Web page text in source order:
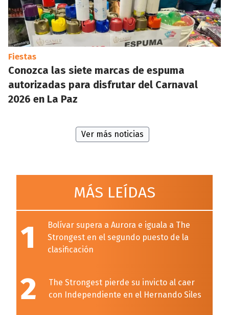
Fiestas
Conozca las siete marcas de espuma
autorizadas para disfrutar del Carnaval
2026 en La Paz
Ver más noticias
MÁS LEÍDAS
1
Bolívar supera a Aurora e iguala a The
Strongest en el segundo puesto de la
clasificación
2
The Strongest pierde su invicto al caer
con Independiente en el Hernando Siles